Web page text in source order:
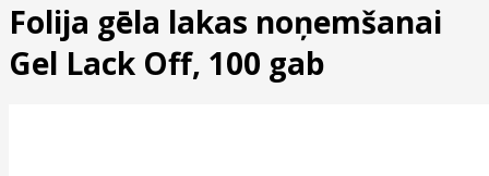
Folija gēla lakas noņemšanai
Gel Lack Off, 100 gab